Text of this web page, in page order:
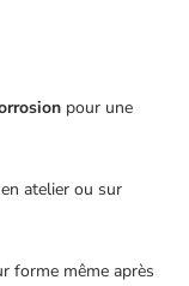
pour une
atelier ou sur
forme même après